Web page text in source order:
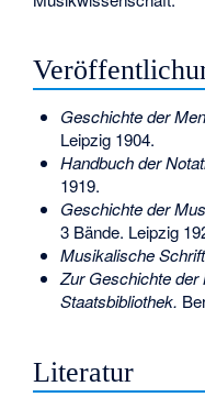
Geschichte der
Leipzig 1904.
Handbuch der
1919.
Geschichte der
3 Bände. Leipzig
Musikalische
Zur Geschichte der
Staatsbibliothek.
Literatur